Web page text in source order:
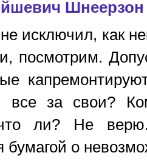
Шнеерзон
исключил, как
посмотрим.
все за свои?
ли? Не
бумагой о